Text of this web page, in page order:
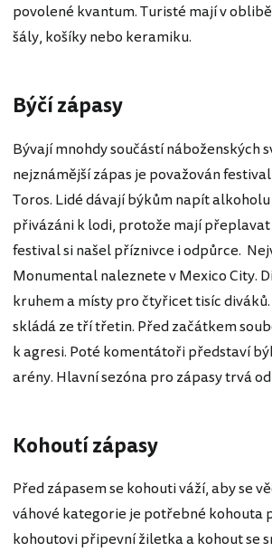
povolené kvantum. Turisté mají v
šály, košíky nebo keramiku.
Býčí zápasy
Bývají mnohdy součástí náboženských
nejznámější zápas je považován
Toros. Lidé dávají býkům napít
přivázáni k lodi, protože mají
festival si našel příznivce i odpůrce.
Monumental naleznete v Mexico City.
kruhem a místy pro čtyřicet tisíc diváků.
skládá ze tří třetin. Před začátkem
k agresi. Poté komentátoři představí
arény. Hlavní sezóna pro zápasy trvá
Kohoutí zápasy
Před zápasem se kohouti váží, aby se
váhové kategorie je potřebné kohouta
kohoutovi připevní žiletka a kohout se